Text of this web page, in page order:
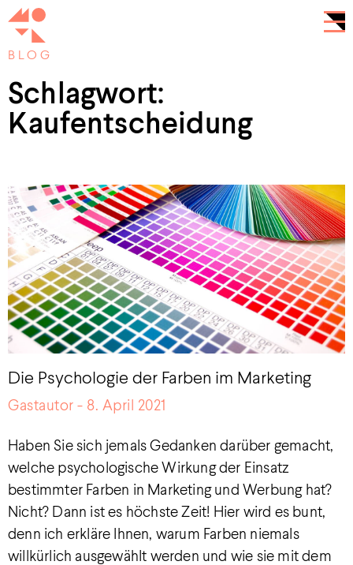
BLOG
Schlagwort:
Kaufentscheidung
Die Psychologie der Farben im Marketing
Gastautor 8. April 2021
Haben Sie sich jemals Gedanken darüber gemacht,
welche psychologische Wirkung der Einsatz
bestimmter Farben in Marketing und Werbung hat?
Nicht? Dann ist es höchste Zeit! Hier wird es bunt,
denn ich erkläre Ihnen, warum Farben niemals
willkürlich ausgewählt werden und wie sie mit dem